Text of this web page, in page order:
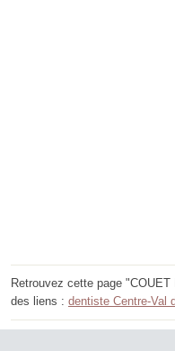
Retrouvez cette page
des liens : dentiste Centre-Val